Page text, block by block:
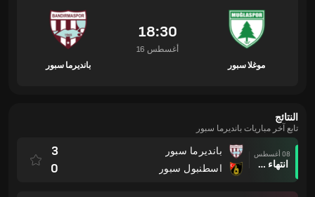
موغلا سبور
18:30
16 أغسطس
بانديرما سبور
النتائج
تابع آخر مباريات بانديرما سبور
08 أغسطس
انتهاء وقت المباراة
بانديرما سبور
اسطنبول سبور
3
0